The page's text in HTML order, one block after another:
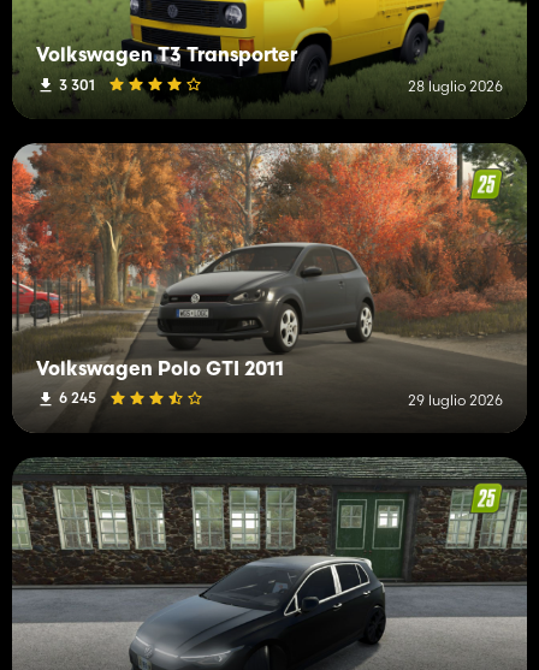
Volkswagen T3 Transporter
3 301 28 luglio 2026
Volkswagen Polo GTI 2011
6 245 29 luglio 2026